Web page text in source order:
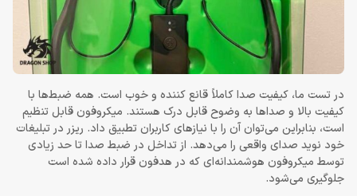
در تست ما، کیفیت صدا کاملاً قانع کننده و خوب است. همه ضبط‌ها با
کیفیت بالا و صداها به وضوح قابل درک هستند. میکروفون قابل تنظیم
است، بنابراین می‌توان آن را با نیازهای کاربران تطبیق داد. ریزر در تبلیغات
خود نوید صدای واقعی را می‌دهد. از تداخل در ضبط صدا تا حد زیادی
توسط میکروفون هوشمندانه‌ای که در هدفون قرار داده شده است
جلوگیری می‌شود.